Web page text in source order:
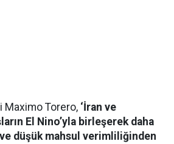
Maximo Torero, ‘İran ve
El Nino’yla birleşerek daha
düşük mahsul verimliliğinden